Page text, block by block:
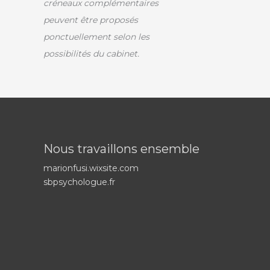
créneaux complémentaires
peuvent être proposés
ponctuellement selon les
possibilités du cabinet.
Nous travaillons ensemble
marionfusi.wixsite.com
sbpsychologue.fr